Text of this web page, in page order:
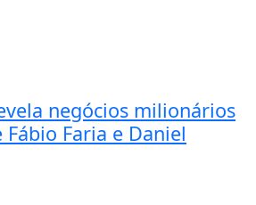
negócios milionários
Faria e Daniel